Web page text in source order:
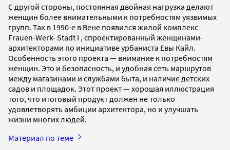
С другой стороны, постоянная двойная нагрузка делают
женщин более внимательными к потребностям уязвимых
групп. Так в 1990-е в Вене появился жилой комплекс
Frauen-Werk- Stadt I , спроектированный женщинами-
архитекторами по инициативе урбаниста Евы Кайл.
Особенность этого проекта — внимание к потребностям
женщин. Это и безопасность, и удобная сеть маршрутов
между магазинами и службами быта, и наличие детских
садов и площадок. Этот проект — хорошая иллюстрация
того, что итоговый продукт должен не только
удовлетворять амбиции архитектора, но и улучшать
жизни многих людей.
Материал по теме